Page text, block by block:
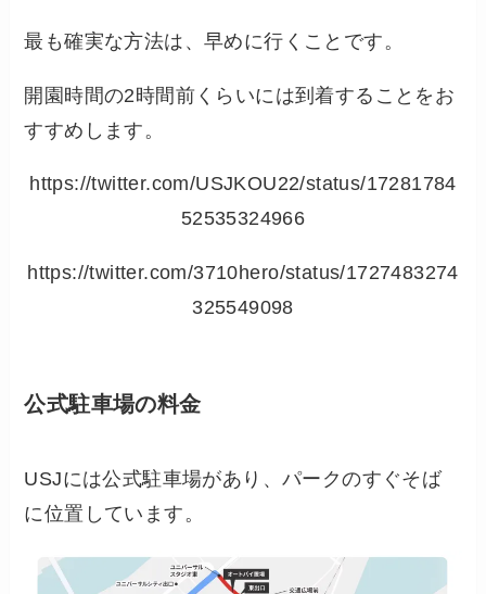
最も確実な方法は、早めに行くことです。
開園時間の2時間前くらいには到着することをお
すすめします。
https://twitter.com/USJKOU22/status/17281784
52535324966
https://twitter.com/3710hero/status/1727483274
325549098
公式駐車場の料金
USJには公式駐車場があり、パークのすぐそば
に位置しています。